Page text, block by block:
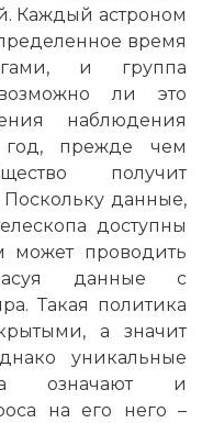
Каждый астроном
время
и группа
ли это
наблюдения
год, прежде чем
получит
Поскольку данные,
доступны
может проводить
данные с
Такая политика
а значит
уникальные
означают и
на его него –